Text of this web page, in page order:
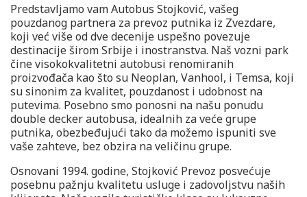
Predstavljamo vam Autobus Stojković, vašeg
pouzdanog partnera za prevoz putnika iz Zvezdare,
koji već više od dve decenije uspešno povezuje
destinacije širom Srbije i inostranstva. Naš vozni park
čine visokokvalitetni autobusi renomiranih
proizvođača kao što su Neoplan, Vanhool, i Temsa, koji
su sinonim za kvalitet, pouzdanost i udobnost na
putevima. Posebno smo ponosni na našu ponudu
double decker autobusa, idealnih za veće grupe
putnika, obezbeđujući tako da možemo ispuniti sve
vaše zahteve, bez obzira na veličinu grupe.
Osnovani 1994. godine, Stojković Prevoz posvećuje
posebnu pažnju kvalitetu usluge i zadovoljstvu naših